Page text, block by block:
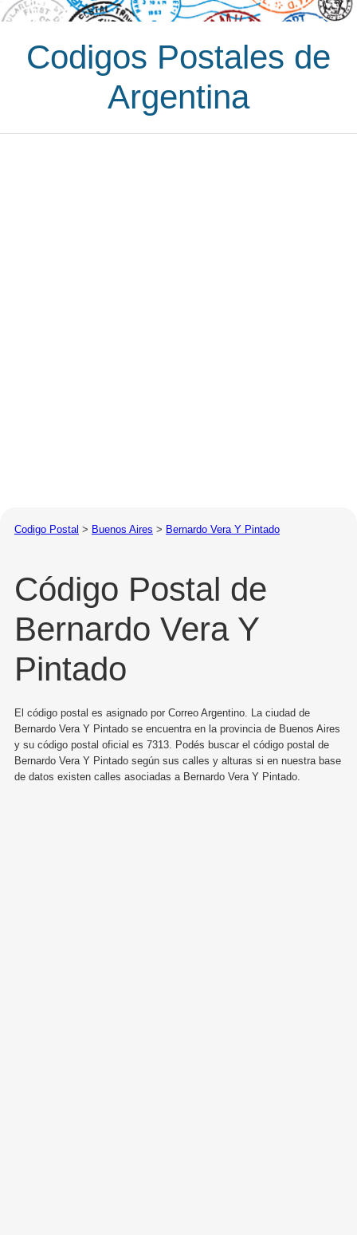
Codigos Postales de
Argentina
Codigo Postal > Buenos Aires > Bernardo Vera Y Pintado
Código Postal de
Bernardo Vera Y
Pintado
El código postal es asignado por Correo Argentino. La ciudad de
Bernardo Vera Y Pintado se encuentra en la provincia de Buenos Aires
y su código postal oficial es 7313. Podés buscar el código postal de
Bernardo Vera Y Pintado según sus calles y alturas si en nuestra base
de datos existen calles asociadas a Bernardo Vera Y Pintado.